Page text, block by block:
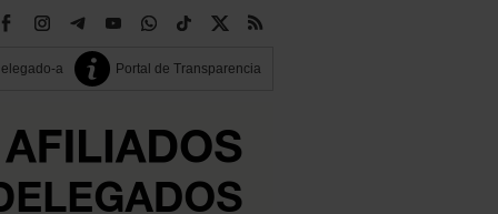
a Portal de Transparencia